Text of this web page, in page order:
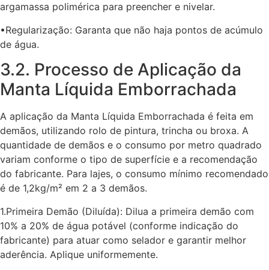
argamassa polimérica para preencher e nivelar.
•Regularização: Garanta que não haja pontos de acúmulo
de água.
3.2. Processo de Aplicação da
Manta Líquida Emborrachada
A aplicação da Manta Líquida Emborrachada é feita em
demãos, utilizando rolo de pintura, trincha ou broxa. A
quantidade de demãos e o consumo por metro quadrado
variam conforme o tipo de superfície e a recomendação
do fabricante. Para lajes, o consumo mínimo recomendado
é de 1,2kg/m² em 2 a 3 demãos.
1.Primeira Demão (Diluída): Dilua a primeira demão com
10% a 20% de água potável (conforme indicação do
fabricante) para atuar como selador e garantir melhor
aderência. Aplique uniformemente.